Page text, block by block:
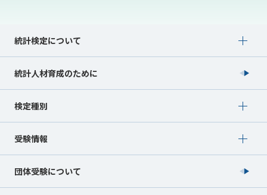
統計検定について
Show submenu for 統計検定について
統計人材育成のために
検定種別
Show submenu for 検定種別
受験情報
Show submenu for 受験情報
団体受験について